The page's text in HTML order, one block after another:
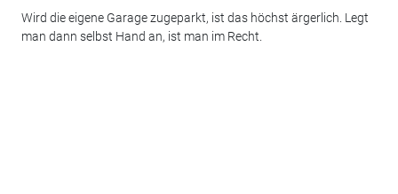
Wird die eigene Garage zugeparkt, ist das höchst ärgerlich. Legt
man dann selbst Hand an, ist man im Recht.